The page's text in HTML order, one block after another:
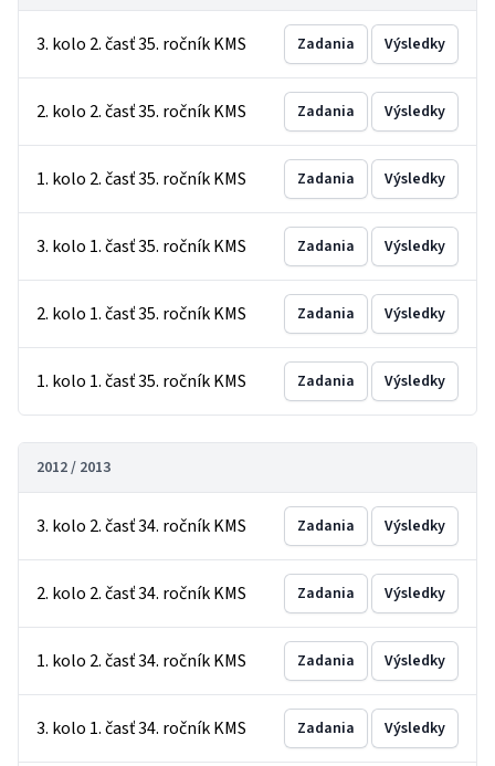
3. kolo 2. časť 35. ročník KMS Zadania Výsledky
2. kolo 2. časť 35. ročník KMS Zadania Výsledky
1. kolo 2. časť 35. ročník KMS Zadania Výsledky
3. kolo 1. časť 35. ročník KMS Zadania Výsledky
2. kolo 1. časť 35. ročník KMS Zadania Výsledky
1. kolo 1. časť 35. ročník KMS Zadania Výsledky
2012 / 2013
3. kolo 2. časť 34. ročník KMS Zadania Výsledky
2. kolo 2. časť 34. ročník KMS Zadania Výsledky
1. kolo 2. časť 34. ročník KMS Zadania Výsledky
3. kolo 1. časť 34. ročník KMS Zadania Výsledky